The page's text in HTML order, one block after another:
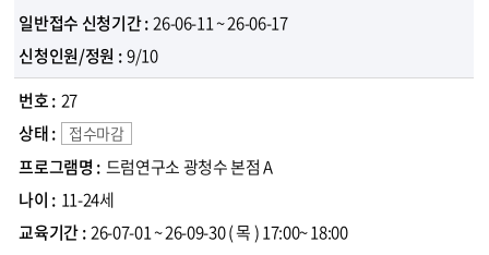
26-06-11 ~ 26-06-17
9/10
27
접수마감
드럼연구소 광청수 본점 A
11-24세
26-07-01 ~ 26-09-30( 목 )17:00~ 18:00